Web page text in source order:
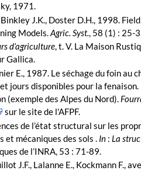
1971.
J.K., Doster D.H., 1998.
Models.Agric. Syst., 58 (1) : 25-
d’agriculture, t. V. La Maison
Gallica.
E., 1987. Le séchage du foin au
jours disponibles pour la fenaison.
(exemple des Alpes du Nord).
sur le site de l'AFPF.
de l’état structural sur les
mécaniques des sols . In: La
de l’INRA, 53 : 71-89.
J.F., Lalanne E., Kockmann F.,